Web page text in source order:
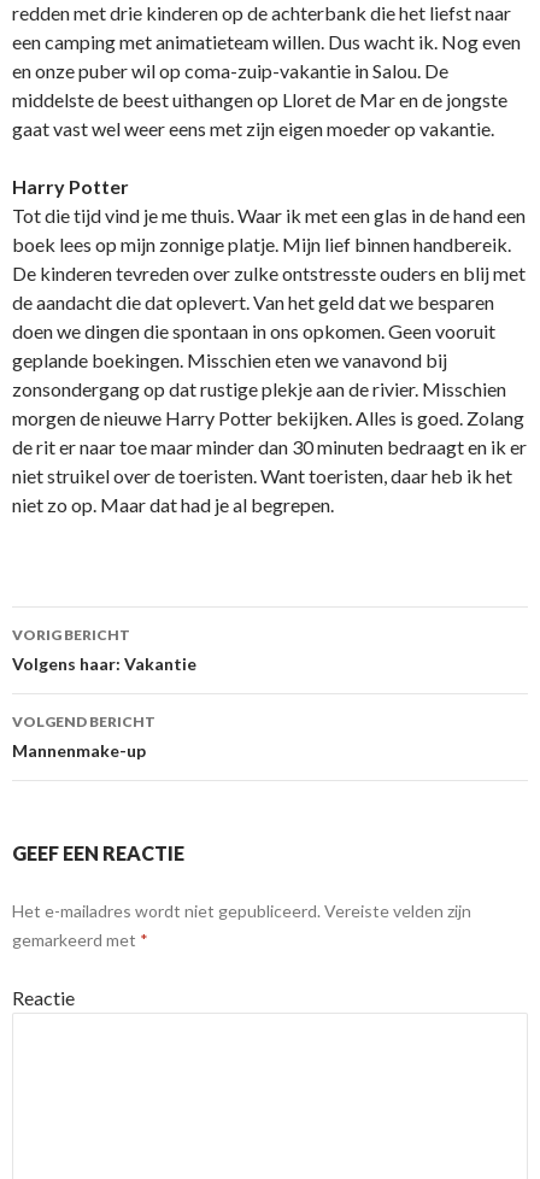
redden met drie kinderen op de achterbank die het liefst naar
een camping met animatieteam willen. Dus wacht ik. Nog even
en onze puber wil op coma-zuip-vakantie in Salou. De
middelste de beest uithangen op Lloret de Mar en de jongste
gaat vast wel weer eens met zijn eigen moeder op vakantie.
Harry Potter
Tot die tijd vind je me thuis. Waar ik met een glas in de hand een
boek lees op mijn zonnige platje. Mijn lief binnen handbereik.
De kinderen tevreden over zulke ontstresste ouders en blij met
de aandacht die dat oplevert. Van het geld dat we besparen
doen we dingen die spontaan in ons opkomen. Geen vooruit
geplande boekingen. Misschien eten we vanavond bij
zonsondergang op dat rustige plekje aan de rivier. Misschien
morgen de nieuwe Harry Potter bekijken. Alles is goed. Zolang
de rit er naar toe maar minder dan 30 minuten bedraagt en ik er
niet struikel over de toeristen. Want toeristen, daar heb ik het
niet zo op. Maar dat had je al begrepen.
Berichtnavigatie
VORIG BERICHT
Volgens haar: Vakantie
VOLGEND BERICHT
Mannenmake-up
GEEF EEN REACTIE
Het e-mailadres wordt niet gepubliceerd.Vereiste velden zijn
gemarkeerd met *
Reactie